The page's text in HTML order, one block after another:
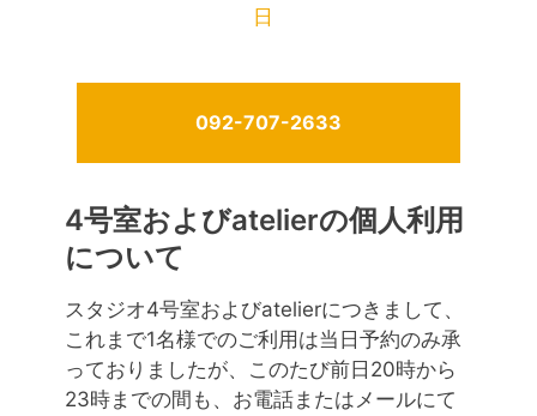
日
092-707-2633
4号室およびatelierの個人利用
について
スタジオ4号室およびatelierにつきまして、
これまで1名様でのご利用は当日予約のみ承
っておりましたが、このたび前日20時から
23時までの間も、お電話またはメールにて